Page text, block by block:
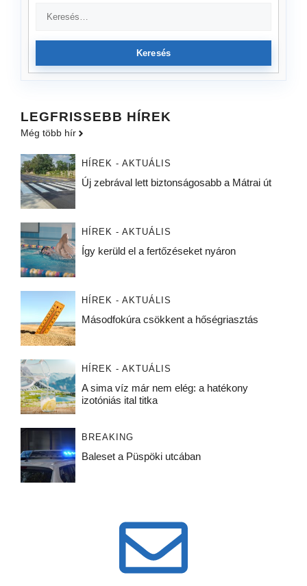
Keresés
LEGFRISSEBB HÍREK
Még több hír
HÍREK - AKTUÁLIS
Új zebrával lett biztonságosabb a Mátrai út
HÍREK - AKTUÁLIS
Így kerüld el a fertőzéseket nyáron
HÍREK - AKTUÁLIS
Másodfokúra csökkent a hőségriasztás
HÍREK - AKTUÁLIS
A sima víz már nem elég: a hatékony
izotóniás ital titka
BREAKING
Baleset a Püspöki utcában